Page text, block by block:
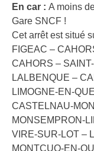
En car : A moins
Gare SNCF !
Cet arrêt est situé
FIGEAC –
CAHORS –
LALBENQUE –
LIMOGNE-EN-
CASTELNAU-
MONSEMPRON-
VIRE-SUR-LOT –
MONTCUQ-EN-